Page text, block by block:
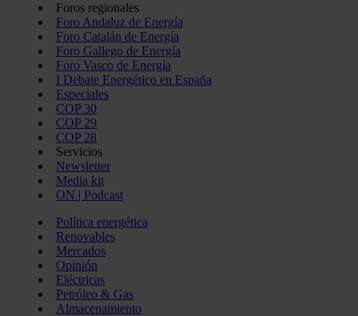
Foros regionales
Foro Andaluz de Energía
Foro Catalán de Energía
Foro Gallego de Energía
Foro Vasco de Energía
I Debate Energético en España
Especiales
COP 30
COP 29
COP 28
Servicios
Newsletter
Media kit
ON | Podcast
Política energética
Renovables
Mercados
Opinión
Eléctricas
Petróleo & Gas
Almacenamiento